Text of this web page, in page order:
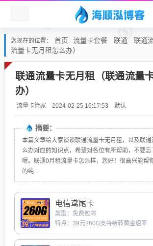
您现在的位置： 首页 流量卡套餐 联通
联通
流量卡无月租怎么办）
联通流量卡无月租（联通流量
办）
流量卡管家 2024-02-25 16:17:53 默认
摘要：
本篇文章给大家谈谈联通流量卡无月租，以及联
么办对应的知识点，希望对各位有所帮助，不要忘
喔。联通0月租流量卡怎么样，您好！很高兴能帮
的纯...
电信鸢尾卡
类型：免费包邮
特点：39元260G支持结转黄金速率